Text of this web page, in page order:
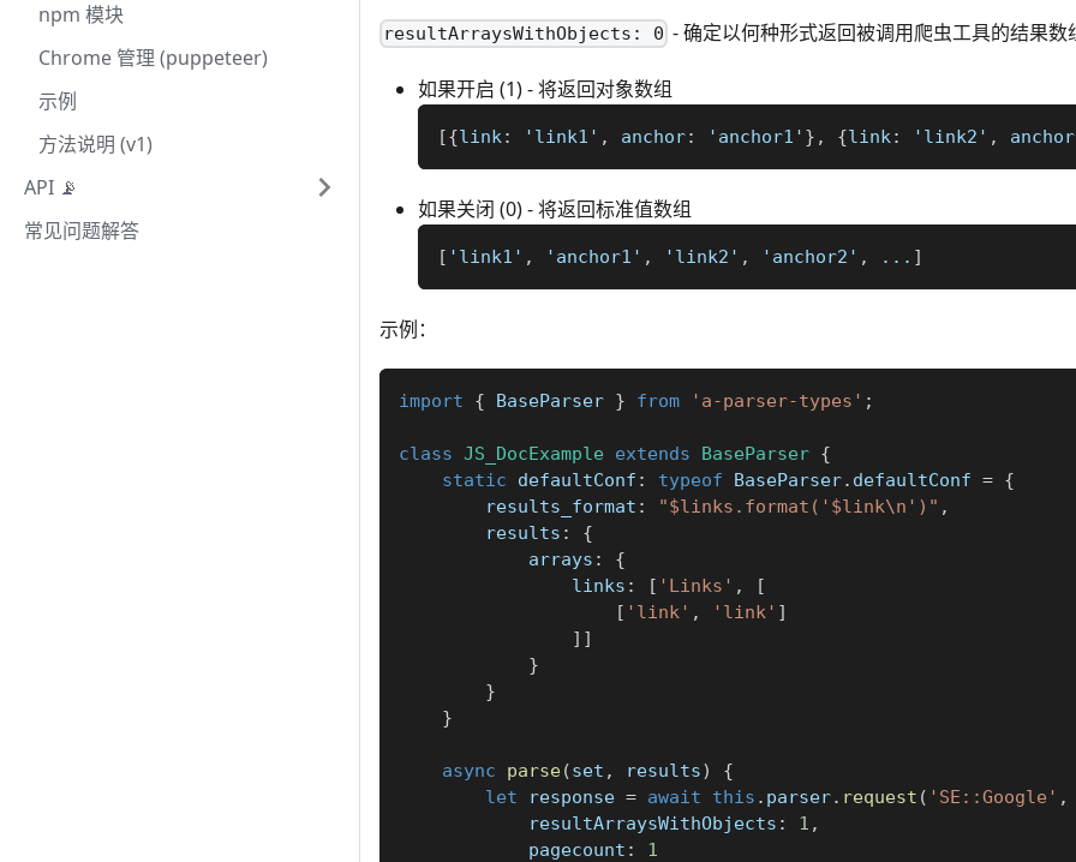
npm 模块
Chrome 管理 (puppeteer)
示例
方法说明 (v1)
API 📡
常见问题解答
resultArraysWithObjects: 0 - 确定以何种形式返回被调用爬虫工具的结果数
如果开启 (1) - 将返回对象数组
[{link: 'link1' , anchor: 'anchor1' } , {link: 'link2' , anchor
如果关闭 (0) - 将返回标准值数组
[ 'link1' , 'anchor1' , 'link2' , 'anchor2' , ... ]
示例：
import { BaseParser } from 'a-parser-types' ;
class JS_DocExample extends BaseParser {
static defaultConf : typeof BaseParser. defaultConf = {
        results_format
: "$links.format('$link\n')" ,
        results
:
{
            arrays
:
{
                links
: [ 'Links' ,
[
[ 'link' , 'link' ]
] ]
}
}
}
async parse(set , results)
{
let response = await this . parser. request ( 'SE::Google' ,
            resultArraysWithObjects
: 1 ,
            pagecount
:
1